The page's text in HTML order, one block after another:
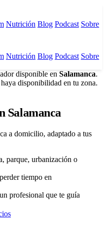
Nutrición Blog Podcast Sobre
Nutrición Blog Podcast Sobre
disponible en Salamanca.
disponibilidad en tu zona.
Salamanca
a domicilio, adaptado a tus
parque, urbanización o
tiempo en
profesional que te guía